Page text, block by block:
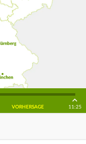
VORHERSAGE 11:25